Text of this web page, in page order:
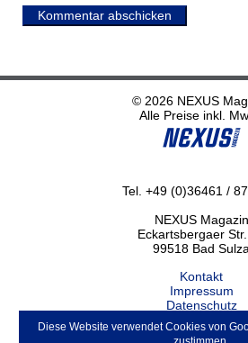
Kommentar abschicken
© 2026 NEXUS
Alle Preise inkl.
Tel. +49 (0)36461 /
NEXUS Magazin
Eckartsbergaer
99518 Bad Sulza
Kontakt
Impressum
Datenschutz
ABO kündigen
Diese Website verwendet Cookies von